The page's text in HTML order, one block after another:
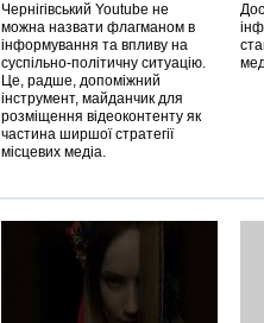
Чернігівський Youtube не
можна назвати флагманом в
інформування та впливу на
суспільно-політичну ситуацію.
Це, радше, допоміжний
інструмент, майданчик для
розміщення відеоконтенту як
частина ширшої стратегії
місцевих медіа.